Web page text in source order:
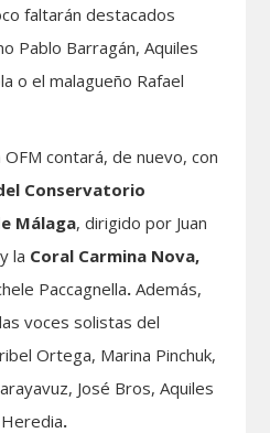
faltarán destacados
Pablo Barragán, Aquiles
o el malagueño Rafael
contará, de nuevo, con
Conservatorio
Málaga, dirigido por Juan
la Coral Carmina Nova,
Paccagnella.Además,
voces solistas del
Ortega, Marina Pinchuk,
José Bros, Aquiles
.